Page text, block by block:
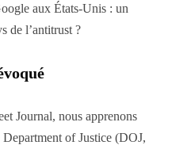
aux États-Unis : un
de l’antitrust ?
Journal, nous apprenons
Department of Justice (DOJ,